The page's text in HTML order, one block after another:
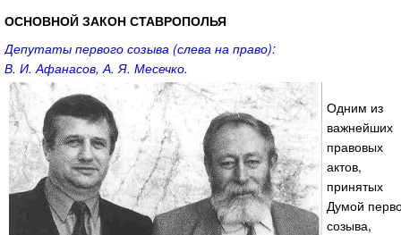
ОСНОВНОЙ ЗАКОН СТАВРОПОЛЬЯ
Депутаты первого созыва (слева на право):
В. И. Афанасов, А. Я. Месечко.
Одним из
важнейших
правовых
актов,
принятых
Думой
созыва,